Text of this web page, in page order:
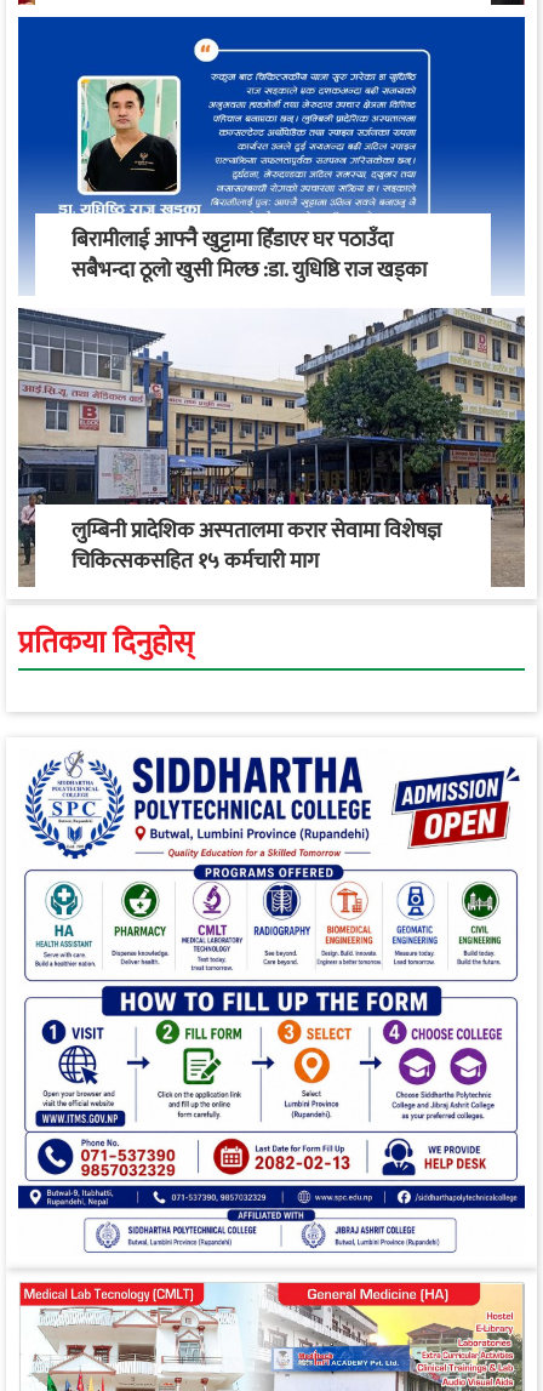
बिरामीलाई आफ्नै खुट्टामा हिँडाएर घर पठाउँदा
सबैभन्दा ठूलो खुसी मिल्छ :डा. युधिष्ठि राज खड्का
लुम्बिनी प्रादेशिक अस्पतालमा करार सेवामा विशेषज्ञ
चिकित्सकसहित १५ कर्मचारी माग
प्रतिकया दिनुहोस्